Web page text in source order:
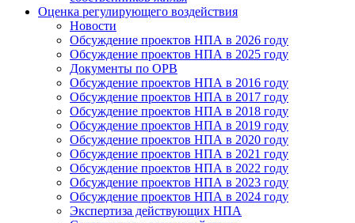
Оценка регулирующего воздействия
Новости
Обсуждение проектов НПА в 2026 году
Обсуждение проектов НПА в 2025 году
Документы по ОРВ
Обсуждение проектов НПА в 2016 году
Обсуждение проектов НПА в 2017 году
Обсуждение проектов НПА в 2018 году
Обсуждение проектов НПА в 2019 году
Обсуждение проектов НПА в 2020 году
Обсуждение проектов НПА в 2021 году
Обсуждение проектов НПА в 2022 году
Обсуждение проектов НПА в 2023 году
Обсуждение проектов НПА в 2024 году
Экспертиза действующих НПА